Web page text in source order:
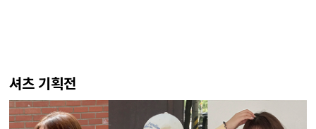
셔츠 기획전